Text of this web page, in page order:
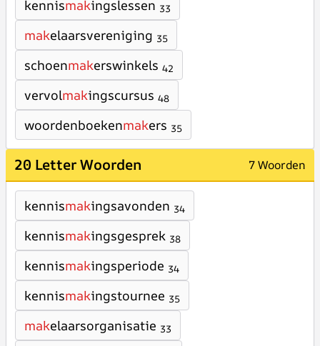
kennismakingslessen 33
makelaarsvereniging 35
schoenmakerswinkels 42
vervolmakingscursus 48
woordenboekenmakers 35
20 Letter Woorden 7 Woorden
kennismakingsavonden 34
kennismakingsgesprek 38
kennismakingsperiode 34
kennismakingstournee 35
makelaarsorganisatie 33